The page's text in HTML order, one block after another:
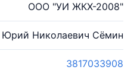
ООО "УИ ЖКХ-2008"
Юрий Николаевич Сёмин
3817033908